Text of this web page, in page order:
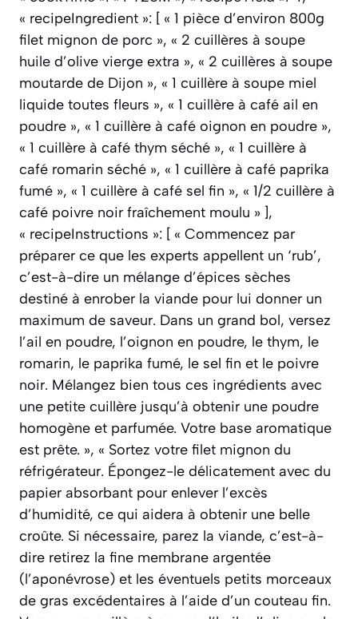
« recipeIngredient »: [ « 1 pièce d’environ 800g
filet mignon de porc », « 2 cuillères à soupe
huile d’olive vierge extra », « 2 cuillères à soupe
moutarde de Dijon », « 1 cuillère à soupe miel
liquide toutes fleurs », « 1 cuillère à café ail en
poudre », « 1 cuillère à café oignon en poudre »,
« 1 cuillère à café thym séché », « 1 cuillère à
café romarin séché », « 1 cuillère à café paprika
fumé », « 1 cuillère à café sel fin », « 1/2 cuillère à
café poivre noir fraîchement moulu » ],
« recipeInstructions »: [ « Commencez par
préparer ce que les experts appellent un ‘rub’,
c’est-à-dire un mélange d’épices sèches
destiné à enrober la viande pour lui donner un
maximum de saveur. Dans un grand bol, versez
l’ail en poudre, l’oignon en poudre, le thym, le
romarin, le paprika fumé, le sel fin et le poivre
noir. Mélangez bien tous ces ingrédients avec
une petite cuillère jusqu’à obtenir une poudre
homogène et parfumée. Votre base aromatique
est prête. », « Sortez votre filet mignon du
réfrigérateur. Épongez-le délicatement avec du
papier absorbant pour enlever l’excès
d’humidité, ce qui aidera à obtenir une belle
croûte. Si nécessaire, parez la viande, c’est-à-
dire retirez la fine membrane argentée
(l’aponévrose) et les éventuels petits morceaux
de gras excédentaires à l’aide d’un couteau fin.